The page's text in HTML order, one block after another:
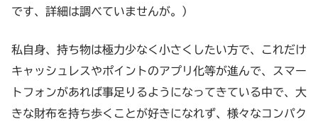
です、詳細は調べていませんが。）
私自身、持ち物は極力少なく小さくしたい方で、これだけ
キャッシュレスやポイントのアプリ化等が進んで、スマー
トフォンがあれば事足りるようになってきている中で、大
きな財布を持ち歩くことが好きになれず、様々なコンパク